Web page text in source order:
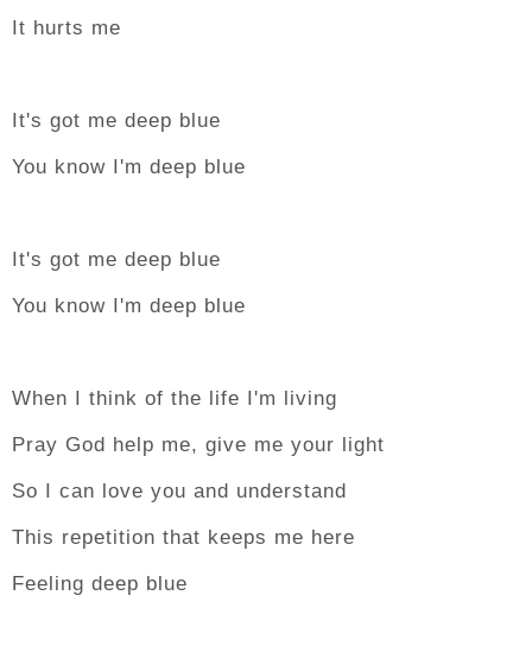
It hurts me
It's got me deep blue
You know I'm deep blue
It's got me deep blue
You know I'm deep blue
When I think of the life I'm living
Pray God help me, give me your light
So I can love you and understand
This repetition that keeps me here
Feeling deep blue